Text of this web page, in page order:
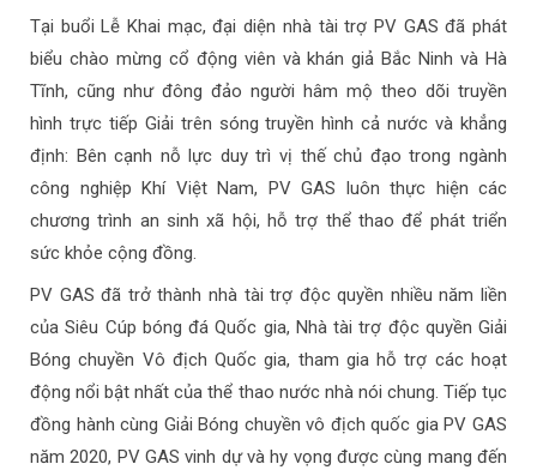
Tại buổi Lễ Khai mạc, đại diện nhà tài trợ PV GAS đã phát
biểu chào mừng cổ động viên và khán giả Bắc Ninh và Hà
Tĩnh, cũng như đông đảo người hâm mộ theo dõi truyền
hình trực tiếp Giải trên sóng truyền hình cả nước và khẳng
định: Bên cạnh nỗ lực duy trì vị thế chủ đạo trong ngành
công nghiệp Khí Việt Nam, PV GAS luôn thực hiện các
chương trình an sinh xã hội, hỗ trợ thể thao để phát triển
sức khỏe cộng đồng.
PV GAS đã trở thành nhà tài trợ độc quyền nhiều năm liền
của Siêu Cúp bóng đá Quốc gia, Nhà tài trợ độc quyền Giải
Bóng chuyền Vô địch Quốc gia, tham gia hỗ trợ các hoạt
động nổi bật nhất của thể thao nước nhà nói chung. Tiếp tục
đồng hành cùng Giải Bóng chuyền vô địch quốc gia PV GAS
năm 2020, PV GAS vinh dự và hy vọng được cùng mang đến